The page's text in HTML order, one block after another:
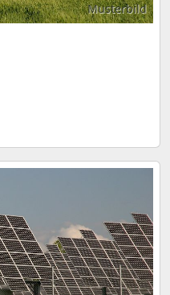
Musterbild